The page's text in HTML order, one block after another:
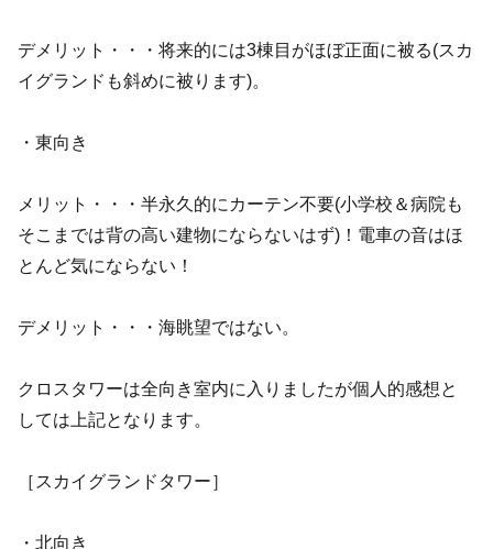
デメリット・・・将来的には3棟目がほぼ正面に被る(スカ
イグランドも斜めに被ります)。
・東向き
メリット・・・半永久的にカーテン不要(小学校＆病院も
そこまでは背の高い建物にならないはず)！電車の音はほ
とんど気にならない！
デメリット・・・海眺望ではない。
クロスタワーは全向き室内に入りましたが個人的感想と
しては上記となります。
［スカイグランドタワー］
・北向き